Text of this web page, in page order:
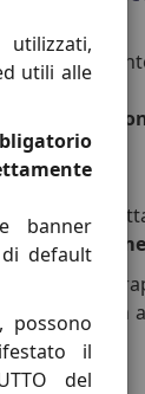
il livello di
azioni
di ciascun
da
utili alle
banner
default
possono
il
del